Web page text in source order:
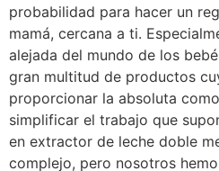
probabilidad para hacer un
mamá, cercana a ti.
alejada del mundo de los
gran multitud de productos
proporcionar la absoluta
simplificar el trabajo que
en extractor de leche doble
complejo, pero nosotros